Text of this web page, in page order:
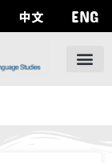
中文 ENG